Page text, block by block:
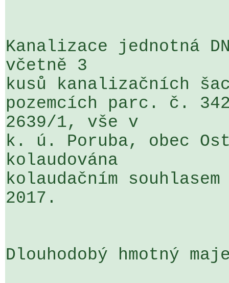
Kanalizace jednotná
včetně 3
kusů kanalizačních
pozemcích parc. č.
2639/1, vše v
k. ú. Poruba, obec
kolaudována
kolaudačním
2017.
Dlouhodobý hmotný